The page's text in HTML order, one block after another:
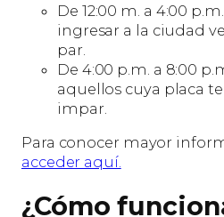
De 12:00 m. a 4:00
ingresar a la ciudad
par.
De 4:00 p.m. a 8:00
aquellos cuya placa
impar.
Para conocer mayor
acceder aquí.
¿Cómo